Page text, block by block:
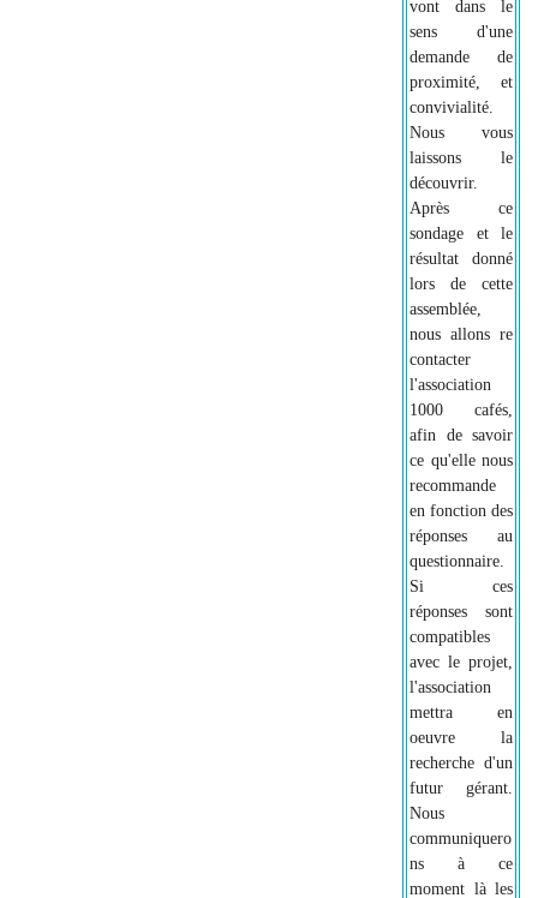
vont dans le
sens d'une
demande de
proximité, et
convivialité.
Nous vous
laissons le
découvrir.
Après ce
sondage et le
résultat donné
lors de cette
assemblée,
nous allons re
contacter
l'association
1000 cafés,
afin de savoir
ce qu'elle nous
recommande
en fonction des
réponses au
questionnaire.
Si ces
réponses sont
compatibles
avec le projet,
l'association
mettra en
oeuvre la
recherche d'un
futur gérant.
Nous
communiquero
ns à ce
moment là les